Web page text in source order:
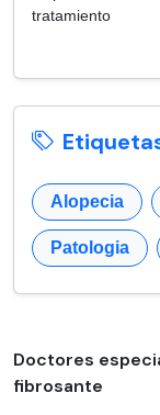
tratamiento
Alopecia
Patologia
Doctores
fibrosante